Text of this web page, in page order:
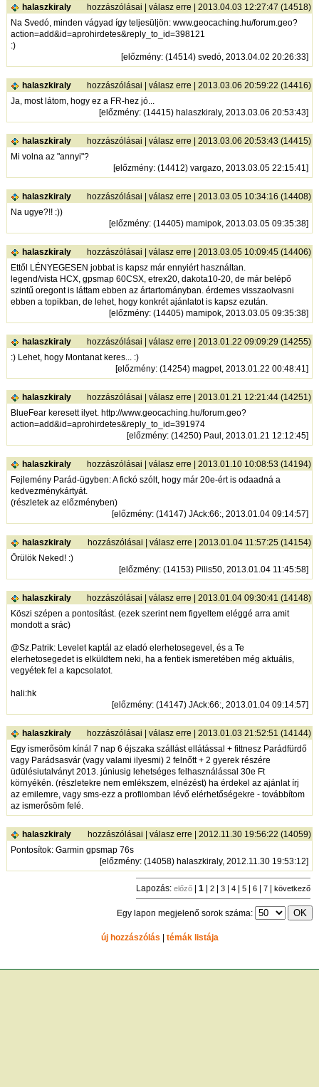
halaszkiraly hozzászólásai |válasz erre | 2013.04.03 12:27:47 (14518)
Na Svedó, minden vágyad így teljesüljön: www.geocaching.hu/forum.geo?
action=add&id=aprohirdetes&reply_to_id=398121
:)
[előzmény: (14514) svedó, 2013.04.02 20:26:33]
halaszkiraly hozzászólásai |válasz erre | 2013.03.06 20:59:22 (14416)
Ja, most látom, hogy ez a FR-hez jó...
[előzmény: (14415) halaszkiraly, 2013.03.06 20:53:43]
halaszkiraly hozzászólásai |válasz erre | 2013.03.06 20:53:43 (14415)
Mi volna az "annyi"?
[előzmény: (14412) vargazo, 2013.03.05 22:15:41]
halaszkiraly hozzászólásai |válasz erre | 2013.03.05 10:34:16 (14408)
Na ugye?!! :))
[előzmény: (14405) mamipok, 2013.03.05 09:35:38]
halaszkiraly hozzászólásai |válasz erre | 2013.03.05 10:09:45 (14406)
Ettől LÉNYEGESEN jobbat is kapsz már ennyiért használtan.
legend/vista HCX, gpsmap 60CSX, etrex20, dakota10-20, de már belépő
szintű oregont is láttam ebben az ártartományban. érdemes visszaolvasni
ebben a topikban, de lehet, hogy konkrét ajánlatot is kapsz ezután.
[előzmény: (14405) mamipok, 2013.03.05 09:35:38]
halaszkiraly hozzászólásai |válasz erre | 2013.01.22 09:09:29 (14255)
:) Lehet, hogy Montanat keres... :)
[előzmény: (14254) magpet, 2013.01.22 00:48:41]
halaszkiraly hozzászólásai |válasz erre | 2013.01.21 12:21:44 (14251)
BlueFear keresett ilyet. http://www.geocaching.hu/forum.geo?
action=add&id=aprohirdetes&reply_to_id=391974
[előzmény: (14250) Paul, 2013.01.21 12:12:45]
halaszkiraly hozzászólásai |válasz erre | 2013.01.10 10:08:53 (14194)
Fejlemény Parád-ügyben: A fickó szólt, hogy már 20e-ért is odaadná a
kedvezménykártyát.
(részletek az előzményben)
[előzmény: (14147) JAck:66:, 2013.01.04 09:14:57]
halaszkiraly hozzászólásai |válasz erre | 2013.01.04 11:57:25 (14154)
Örülök Neked! :)
[előzmény: (14153) Pilis50, 2013.01.04 11:45:58]
halaszkiraly hozzászólásai |válasz erre | 2013.01.04 09:30:41 (14148)
Köszi szépen a pontosítást. (ezek szerint nem figyeltem eléggé arra amit
mondott a srác)
@Sz.Patrik: Levelet kaptál az eladó elerhetosegevel, és a Te
elerhetosegedet is elküldtem neki, ha a fentiek ismeretében még aktuális,
vegyétek fel a kapcsolatot.
hali:hk
[előzmény: (14147) JAck:66:, 2013.01.04 09:14:57]
halaszkiraly hozzászólásai |válasz erre | 2013.01.03 21:52:51 (14144)
Egy ismerősöm kínál 7 nap 6 éjszaka szállást ellátással + fittnesz Parádfürdő
vagy Parádsasvár (vagy valami ilyesmi) 2 felnőtt + 2 gyerek részére
üdülésiutalványt 2013. júniusig lehetséges felhasználással 30e Ft
környékén. (részletekre nem emlékszem, elnézést) ha érdekel az ajánlat írj
az emilemre, vagy sms-ezz a profilomban lévő elérhetőségekre - továbbítom
az ismerősöm felé.
halaszkiraly hozzászólásai |válasz erre | 2012.11.30 19:56:22 (14059)
Pontosítok: Garmin gpsmap 76s
[előzmény: (14058) halaszkiraly, 2012.11.30 19:53:12]
Lapozás:előző |1 2 3 4 5 6 7 |következő
Egy lapon megjelenő sorok száma:
új hozzászólás témák listája